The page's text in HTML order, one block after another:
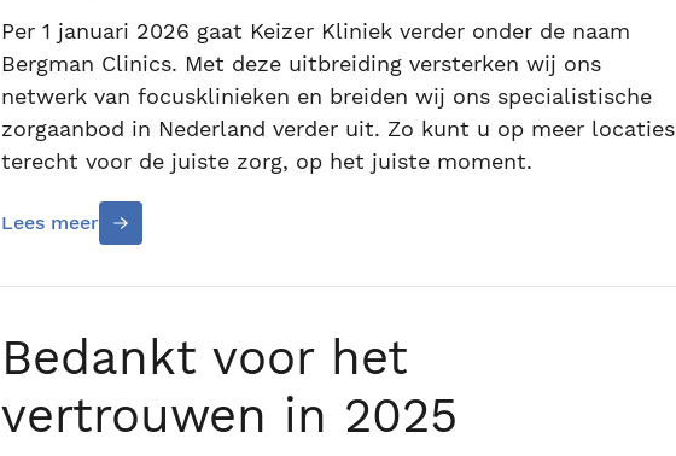
Per 1 januari 2026 gaat Keizer Kliniek verder onder de naam
Bergman Clinics. Met deze uitbreiding versterken wij ons
netwerk van focusklinieken en breiden wij ons specialistische
zorgaanbod in Nederland verder uit. Zo kunt u op meer locaties
terecht voor de juiste zorg, op het juiste moment.
Lees meer
Bedankt voor het
vertrouwen in 2025